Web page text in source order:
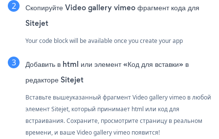
Скопируйте Video gallery vimeo фрагмент кода для
Sitejet
Your code block will be available once you create your app
Добавить в html или элемент «Код для вставки» в
редакторе Sitejet
Вставьте вышеуказанный фрагмент Video gallery vimeo в любой
элемент Sitejet, который принимает html или код для
встраивания. Сохраните, просмотрите страницу в реальном
времени, и ваше Video gallery vimeo появится!